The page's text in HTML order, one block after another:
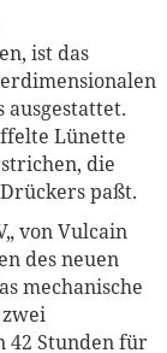
ist das
Lünette
die
paßt.
von Vulcain
des neuen
mechanische
42 Stunden für